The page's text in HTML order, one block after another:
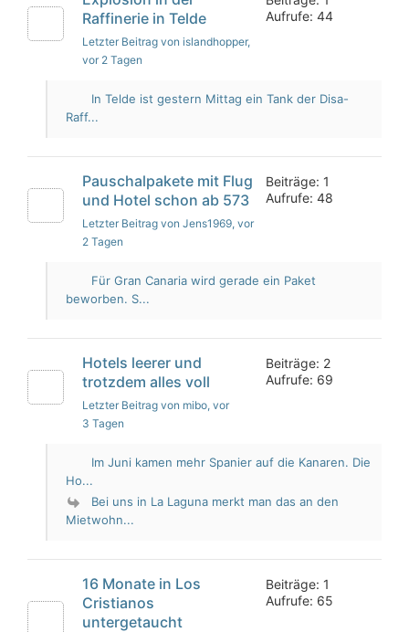
Raffinerie in Telde
Letzter Beitrag von islandhopper,
vor 2 Tagen
Aufrufe: 44
In Telde ist gestern Mittag ein Tank der Disa-
Raff...
Pauschalpakete mit Flug
und Hotel schon ab 573
Letzter Beitrag von Jens1969, vor
2 Tagen
Beiträge: 1
Aufrufe: 48
Für Gran Canaria wird gerade ein Paket
beworben. S...
Hotels leerer und
trotzdem alles voll
Letzter Beitrag von mibo, vor
3 Tagen
Beiträge: 2
Aufrufe: 69
Im Juni kamen mehr Spanier auf die Kanaren. Die
Ho...
Bei uns in La Laguna merkt man das an den
Mietwohn...
16 Monate in Los
Cristianos
untergetaucht
Beiträge: 1
Aufrufe: 65